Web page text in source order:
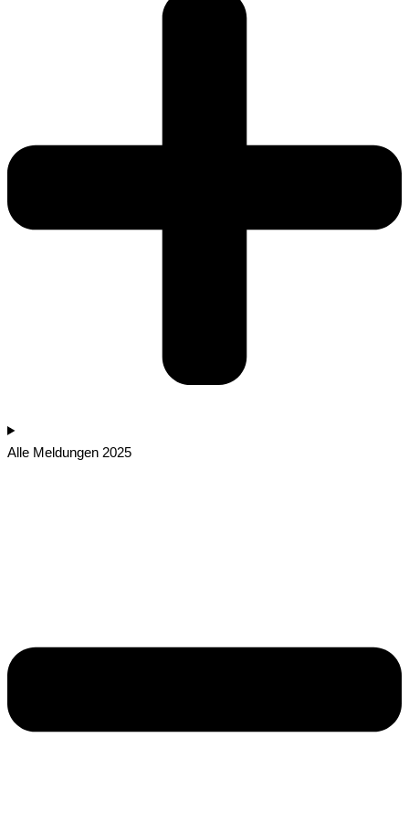
Alle Meldungen 2025